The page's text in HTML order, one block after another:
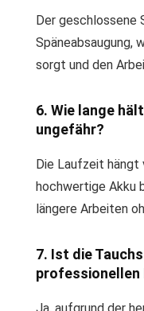
Der
Späneabsaugung,
sorgt und den
6. Wie lange
ungefähr?
Die Laufzeit hängt
hochwertige Akku
längere Arbeiten
7. Ist die
professionellen